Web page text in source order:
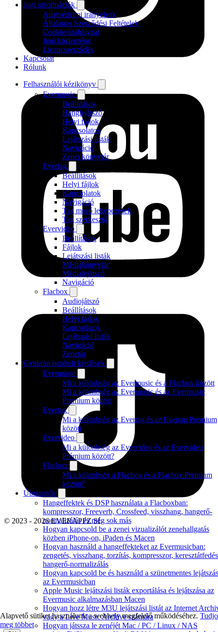
Jogi információk
Adatvédelmi irányelvek
Általános Szerződési Feltételek
Cookie-szabályzat
Jogi közlemény
Licencszerződés
Kapcsolat
Rólunk
Felhasználói kézikönyv
Evermusic
Beállítások
Hanglejátszó
Helyi fájlok
Kapcsolatok
Lejátszási listák
Navigáció
Zenei könyvtár
Evertag
Beállítások
Helyi fájlok
Kapcsolatok
Navigáció
Tag mező leképezések
Tag szerkesztő
Evervideo
Beállítások
Fájlok
Lejátszási listák
Médiakönyvtár
Médialejátszó
Navigáció
Flacbox
Audiojátszó
Beállítások
Helyi fájlok
Kapcsolatok
Lejátszási listák
Navigáció
Zenetár
Gyakran ismételt kérdések
Evermusic
Mi a különbség az Evermusic és a Flacbox között
Mi a különbség az Evermusic és az Evermusic
Premium között
Evertag
Mi a különbség az Evertag és az Evertag Premium
között
Evervideo
Mi a különbség az Evervideo és az Evervideo
Prémium között?
Flacbox
Mi a különbség a Flacbox és a Flacbox Premium
között?
Útmutatók
Hangeffektek és DSP használata a Flacboxban:
kompresszor, Freeverb, Crossfeed, visszhang, hangerő-
normalizálás és még sok más
Hogyan kapcsold be a zenei vizualizálót zenehallgatás
közben iPhone-on, iPaden és Macen
Hogyan használd a hangeffekteket az Evermusicban:
zengetés, visszhang, torzítás, kompresszor,
hangerő-normalizálás
Hogyan kapcsold be és használd a szünetmentes
az Evermusicban
Apple Music lejátszási listák exportálása és lejátszása az
Evermusic alkalmazásban Macen
Hogyan hozz létre M3U lejátszási listát az Internet
vagy a Live Music Archive számára
Hogyan játssza le zenéjét Mac / PC / Linux / NAS
Alapvető sütiket használunk a webhely megfelelő működéséhez.
meg többet
© 2023 - 2026 EVERAPPZ SL